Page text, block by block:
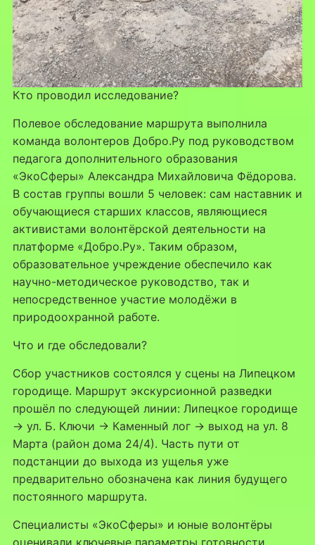
Кто проводил исследование?
Полевое обследование маршрута выполнила
команда волонтеров Добро.Ру под руководством
педагога дополнительного образования
«ЭкоСферы» Александра Михайловича Фёдорова.
В состав группы вошли 5 человек: сам наставник и
обучающиеся старших классов, являющиеся
активистами волонтёрской деятельности на
платформе «Добро.Ру». Таким образом,
образовательное учреждение обеспечило как
научно-методическое руководство, так и
непосредственное участие молодёжи в
природоохранной работе.
Что и где обследовали?
Сбор участников состоялся у сцены на Липецком
городище. Маршрут экскурсионной разведки
прошёл по следующей линии: Липецкое городище
→ ул. Б. Ключи → Каменный лог → выход на ул. 8
Марта (район дома 24/4). Часть пути от
подстанции до выхода из ущелья уже
предварительно обозначена как линия будущего
постоянного маршрута.
Специалисты «ЭкоСферы» и юные волонтёры